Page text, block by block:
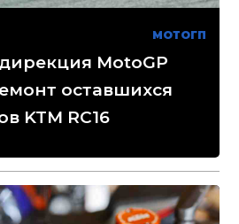
МОТОГП
MotoGP
оставшихся
KTM RC16